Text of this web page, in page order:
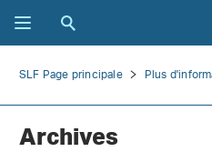
SLF Page principale Plus
Archives